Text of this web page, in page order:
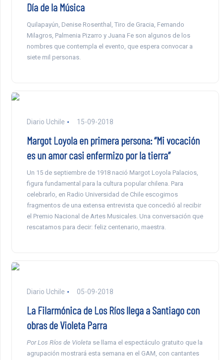
Día de la Música
Quilapayún, Denise Rosenthal, Tiro de Gracia, Fernando
Milagros, Palmenia Pizarro y Juana Fe son algunos de los
nombres que contempla el evento, que espera convocar a
siete mil personas.
Diario Uchile 15-09-2018
Margot Loyola en primera persona: “Mi vocación
es un amor casi enfermizo por la tierra”
Un 15 de septiembre de 1918 nació Margot Loyola Palacios,
figura fundamental para la cultura popular chilena. Para
celebrarlo, en Radio Universidad de Chile escogimos
fragmentos de una extensa entrevista que concedió al recibir
el Premio Nacional de Artes Musicales. Una conversación que
rescatamos para decir: feliz centenario, maestra.
Diario Uchile 05-09-2018
La Filarmónica de Los Ríos llega a Santiago con
obras de Violeta Parra
Por Los Ríos de Violeta se llama el espectáculo gratuito que la
agrupación mostrará esta semana en el GAM, con cantantes